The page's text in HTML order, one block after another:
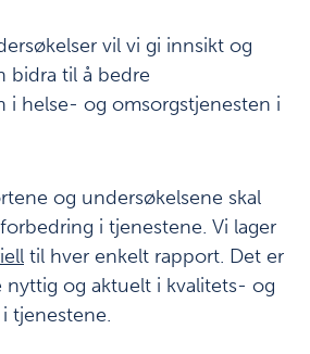
vil vi gi innsikt og
bidra til å bedre
i helse- og omsorgstjenesten i
og undersøkelsene skal
i tjenestene. Vi lager
til hver enkelt rapport. Det er
og aktuelt i kvalitets- og
tjenestene.